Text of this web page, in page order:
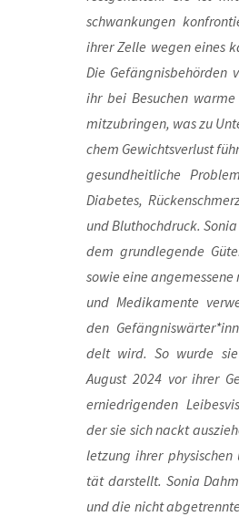
schwan­kun­gen
ihrer Zel­le wegen eines
Die Gefäng­nis­be­hör­den
ihr bei Besu­chen
mit­zu­brin­gen, was zu
chem Gewichts­ver­lust
gesund­heit­li­che
Dia­be­tes,
und Blut­hoch­druck.
dem grund­le­gen­de
sowie eine
und Medi­ka­men­te
den
delt wird. So wur­de
August 2024 vor ihrer
ernied­ri­gen­den
der sie sich nackt
let­zung ihrer
tät dar­stellt. Sonia
und die nicht